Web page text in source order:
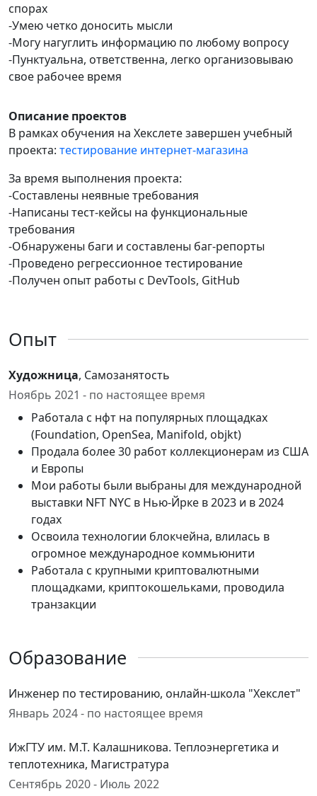
спорах
-Умею четко доносить мысли
-Могу нагуглить информацию по любому вопросу
-Пунктуальна, ответственна, легко организовываю
свое рабочее время
Описание проектов
В рамках обучения на Хекслете завершен учебный
проекта: тестирование интернет-магазина
За время выполнения проекта:
-Составлены неявные требования
-Написаны тест-кейсы на функциональные
требования
-Обнаружены баги и составлены баг-репорты
-Проведено регрессионное тестирование
-Получен опыт работы с DevTools, GitHub
Опыт
Художница, Самозанятость
Ноябрь 2021 - по настоящее время
Работала с нфт на популярных площадках
(Foundation, OpenSea, Manifold, objkt)
Продала более 30 работ коллекционерам из США
и Европы
Мои работы были выбраны для международной
выставки NFT NYC в Нью-Йрке в 2023 и в 2024
годах
Освоила технологии блокчейна, влилась в
огромное международное коммьюнити
Работала с крупными криптовалютными
площадками, криптокошельками, проводила
транзакции
Образование
Инженер по тестированию, онлайн-школа "Хекслет"
Январь 2024 - по настоящее время
ИжГТУ им. М.Т. Калашникова. Теплоэнергетика и
теплотехника, Магистратура
Сентябрь 2020 - Июль 2022